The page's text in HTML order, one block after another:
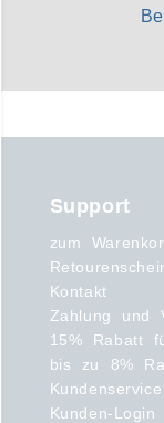
Support
zum
Kontakt
Zahlung und
15% Rabatt
bis zu 8%
Kundenservice
Kunden-Login